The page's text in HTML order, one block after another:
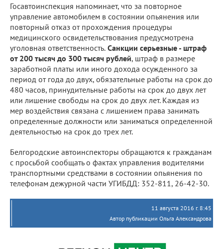
Госавтоинспекция напоминает, что за повторное
управление автомобилем в состоянии опьянения или
повторный отказ от прохождения процедуры
медицинского освидетельствования предусмотрена
уголовная ответственность. Санкции серьезные - штраф
от 200 тысяч до 300 тысяч рублей, штраф в размере
заработной платы или иного дохода осужденного за
период от года до двух, обязательные работы на срок до
480 часов, принудительные работы на срок до двух лет
или лишение свободы на срок до двух лет. Каждая из
мер воздействия связана с лишением права занимать
определенные должности или заниматься определенной
деятельностью на срок до трех лет.
Белгородские автоинспекторы обращаются к гражданам
с просьбой сообщать о фактах управления водителями
транспортными средствами в состоянии опьянения по
телефонам дежурной части УГИБДД: 352-811, 26-42-30.
11 августа 2016 г. 8:45
Автор публикации Ольга Александрова